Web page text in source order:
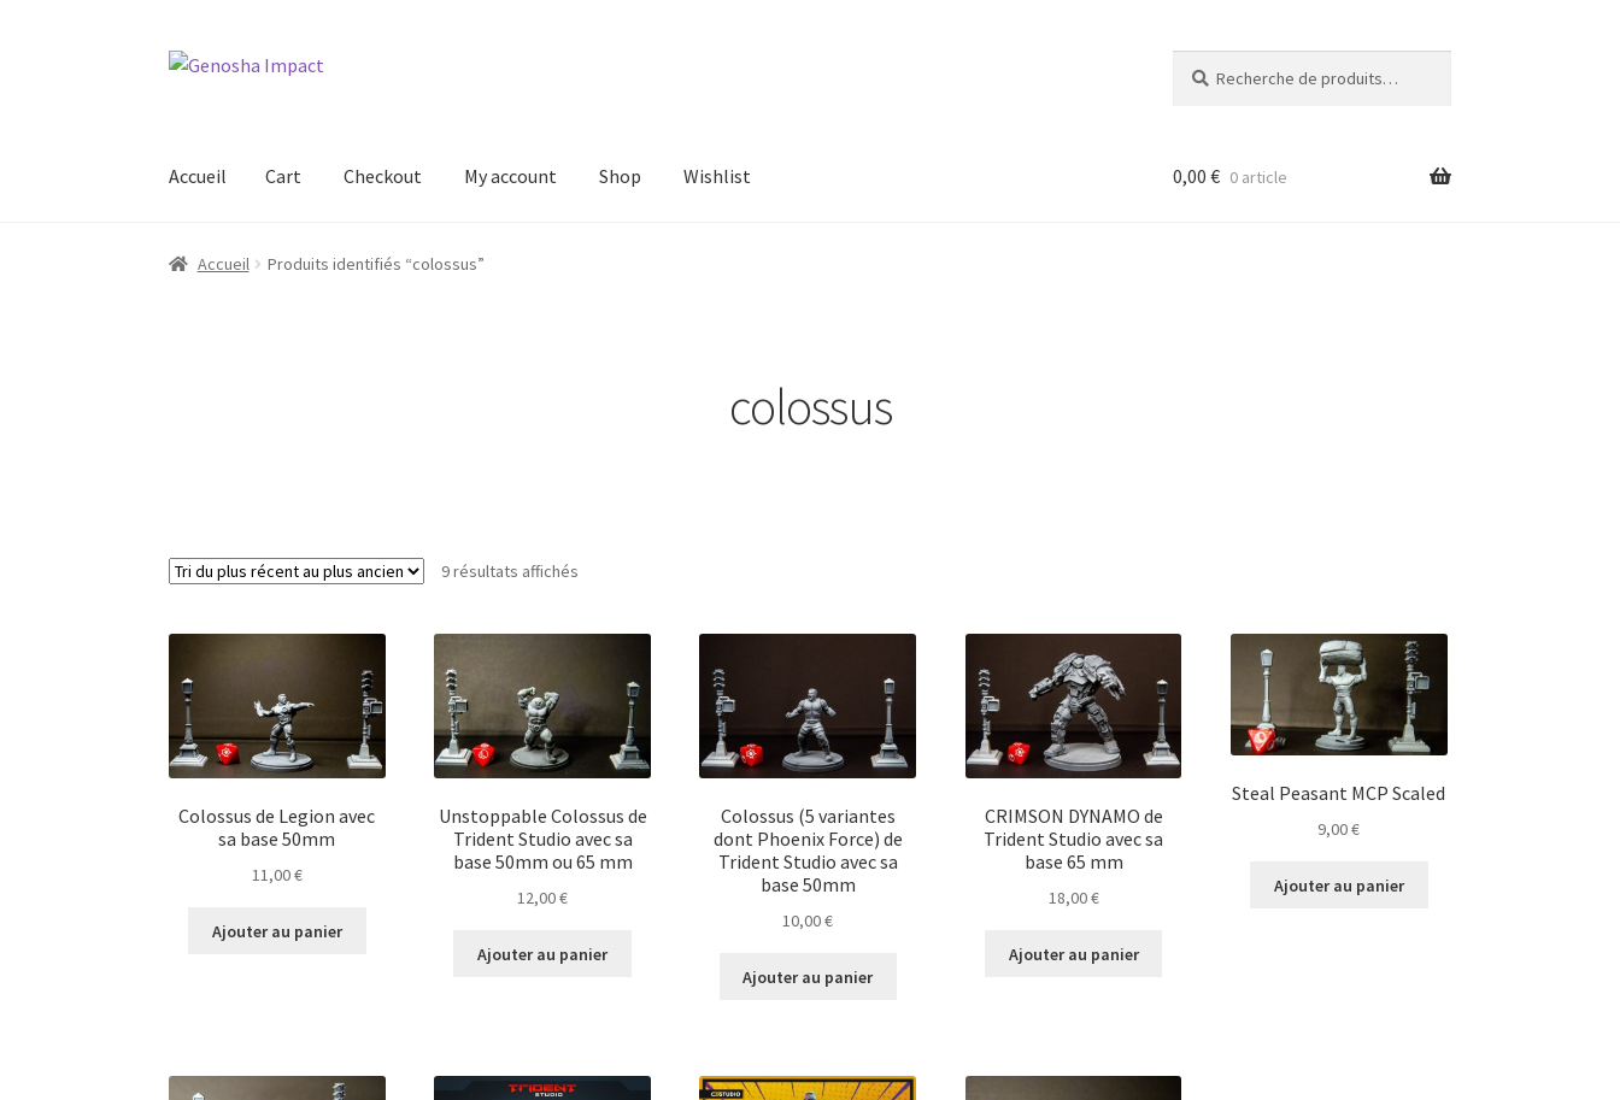
Aller
Aller
pour :
Accueil Cart Checkout My account Shop Wishlist
Accueil Cart Checkout My account Shop
0,00 € 0 article
Accueil Produits identifiés “colossus”
colossus
9 résultats affichés
ancien
Colossus de Legion avec
sa base 50mm
11,00€
Ajouter au panier
Unstoppable Colossus de
Trident Studio avec sa
base 50mm ou 65 mm
12,00€
Ajouter au panier
Colossus (5 variantes
dont Phoenix Force) de
Trident Studio avec sa
base 50mm
10,00€
Ajouter au panier
CRIMSON DYNAMO de
Trident Studio avec sa
base 65 mm
18,00€
Ajouter au panier
Steal Peasant MCP Scaled
9,00€
Ajouter au panier